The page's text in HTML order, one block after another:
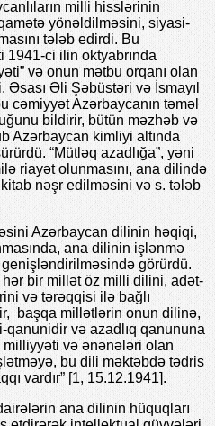
milli hisslərinin
yönəldilməsini, siyasi-
tələb edirdi. Bu
1941-ci ilin oktyabrında
və onun mətbu orqanı olan
Əsası Əli Şəbüstəri və İsmayıl
cəmiyyət Azərbaycanın təməl
bildirir, bütün məzhəb və
Azərbaycan kimliyi altında
“Mütləq azadlığa”, yəni
riayət olunmasını, ana dilində
nəşr edilməsini və s. tələb
Azərbaycan dilinin həqiqi,
ana dilinin işlənmə
görürdü.
hər bir millət öz milli dilini, adət-
və tərəqqisi ilə bağlı
başqa millətlərin onun dilinə,
qanunidir və azadlıq qanununa
və ənənələri olan
bu dili məktəbdə tədris
vardır” [1, 15.12.1941].
ana dilinin hüquqları